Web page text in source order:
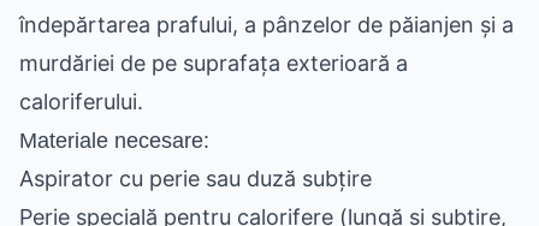
îndepărtarea prafului, a pânzelor de păianjen și a
murdăriei de pe suprafața exterioară a
caloriferului.
Materiale necesare:
Aspirator cu perie sau duză subțire
Perie specială pentru calorifere (lungă și subțire,